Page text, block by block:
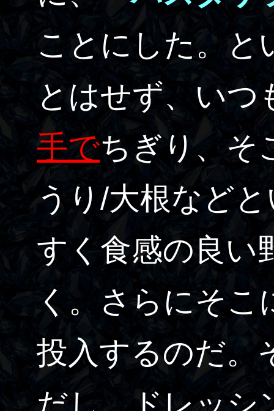
ことにした。と
とはせず、いつ
手でちぎり、そ
うり/大根など
すく食感の良い
く。さらにそこ
投入するのだ。
だし、ドレッシ